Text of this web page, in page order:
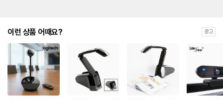
이런 상품 어때요? 광고